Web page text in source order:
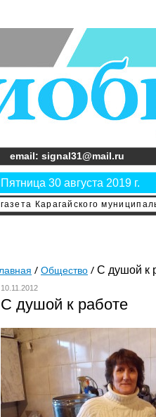
Карагайского
Пятница 30 августа 2019 г.
email: signal31@mail.ru
Общество С душой к
10.11.2012
С душой к работе